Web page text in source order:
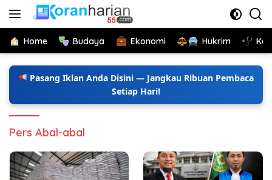
Langsung
Home Budaya Ekonomi Hukrim
Pasang Iklan Anda Disini — Jangkau Ribuan Pembaca
Setiap Hari!
Pers Abal-abal